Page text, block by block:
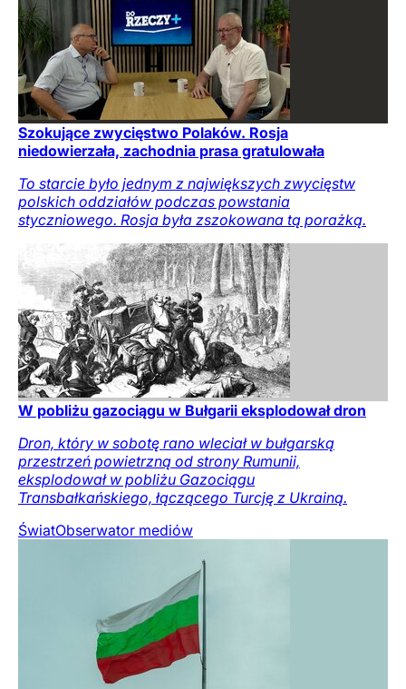
Szokujące zwycięstwo Polaków. Rosja
niedowierzała, zachodnia prasa gratulowała
To starcie było jednym z największych zwycięstw
polskich oddziałów podczas powstania
styczniowego. Rosja była zszokowana tą porażką.
W pobliżu gazociągu w Bułgarii eksplodował dron
Dron, który w sobotę rano wleciał w bułgarską
przestrzeń powietrzną od strony Rumunii,
eksplodował w pobliżu Gazociągu
Transbałkańskiego, łączącego Turcję z Ukrainą.
ŚwiatObserwator mediów